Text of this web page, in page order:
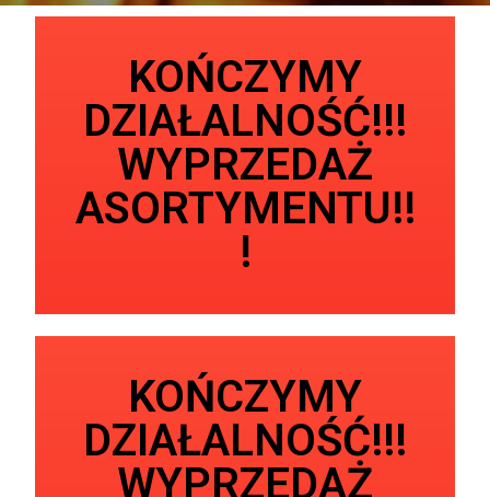
KOŃCZYMY
DZIAŁALNOŚĆ!!!
WYPRZEDAŻ
ASORTYMENTU!!
!
KOŃCZYMY
DZIAŁALNOŚĆ!!!
WYPRZEDAŻ